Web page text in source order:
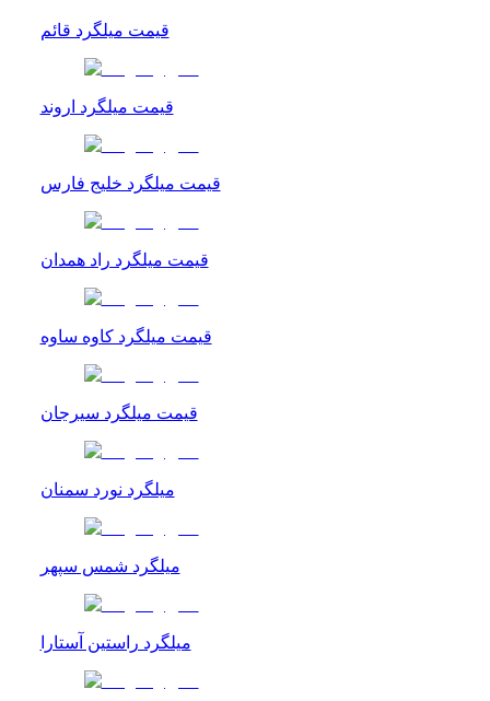
قیمت میلگرد قائم
قیمت میلگرد اروند
قیمت میلگرد خلیج فارس
قیمت میلگرد راد همدان
قیمت میلگرد کاوه ساوه
قیمت میلگرد سیرجان
میلگرد نورد سمنان
میلگرد شمس سپهر
میلگرد راستین آستارا